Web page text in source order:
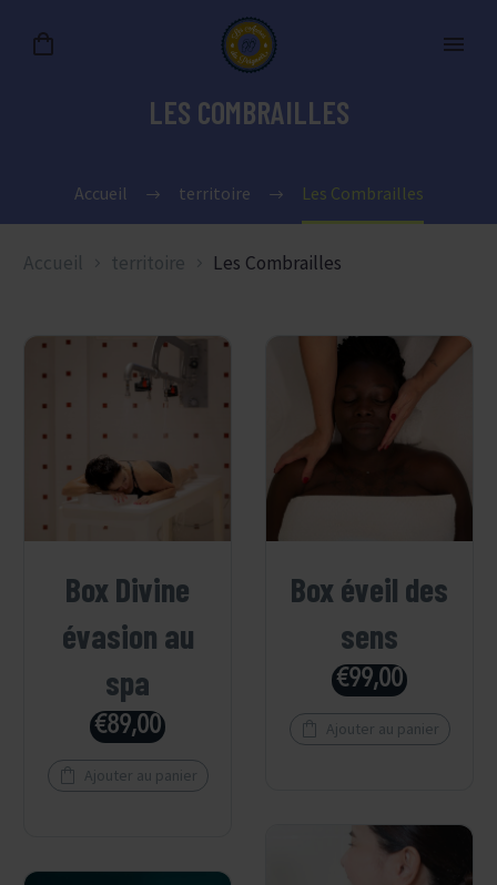
LES COMBRAILLES
Accueil territoire Les Combrailles
Accueil territoire Les Combrailles
Box Divine
évasion au
spa
€89,00
Ajouter au panier
Box éveil des
sens
€99,00
Ajouter au panier